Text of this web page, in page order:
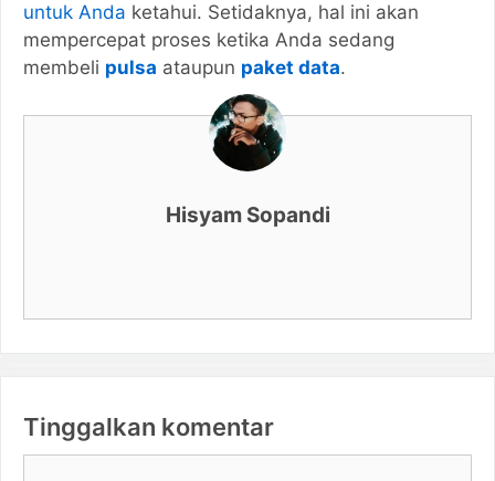
untuk Anda ketahui. Setidaknya, hal ini akan
mempercepat proses ketika Anda sedang
membeli pulsa ataupun paket data.
Hisyam Sopandi
Tinggalkan komentar